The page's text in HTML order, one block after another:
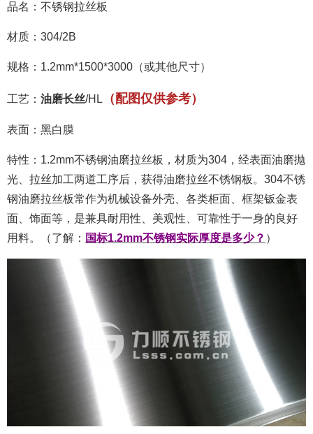
品名：不锈钢拉丝板
材质：304/2B
规格：1.2mm*1500*3000（或其他尺寸）
工艺： 油磨长丝/HL （配图仅供参考）
表面：黑白膜
特性：1.2mm不锈钢油磨拉丝板，材质为304，经表面油磨抛
光、拉丝加工两道工序后，获得油磨拉丝不锈钢板。304不锈
钢油磨拉丝板常作为机械设备外壳、各类柜面、框架钣金表
面、饰面等，是兼具耐用性、美观性、可靠性于一身的良好
用料。（了解： 国标1.2mm不锈钢实际厚度是多少？ ）